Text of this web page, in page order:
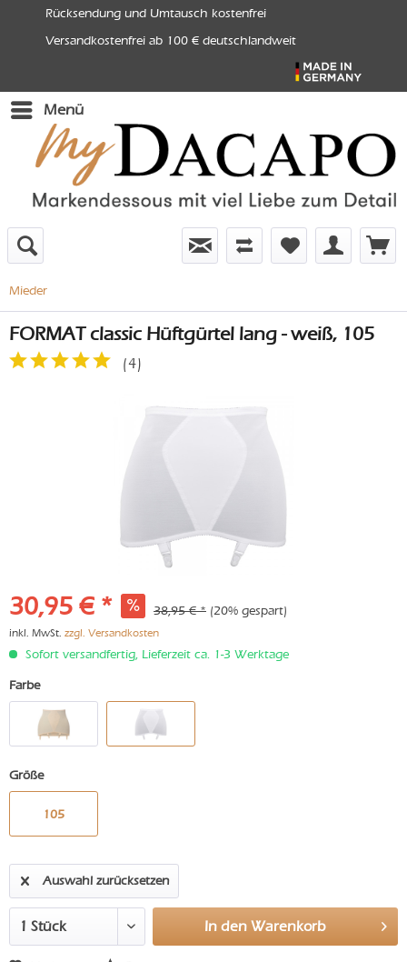
Rücksendung und Umtausch kostenfrei
Versandkostenfrei ab 100 € deutschlandweit
Menü
Mieder
FORMAT classic Hüftgürtel lang - weiß, 105
(4)
30,95 € * 38,95 € * (20% gespart)
inkl. MwSt. zzgl. Versandkosten
Sofort versandfertig, Lieferzeit ca. 1-3 Werktage
Farbe
Größe
105
Auswahl zurücksetzen
In den Warenkorb